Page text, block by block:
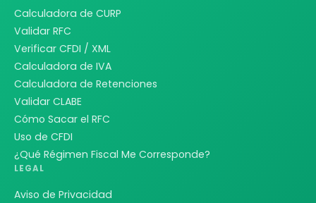
Calculadora de CURP
Validar RFC
Verificar CFDI / XML
Calculadora de IVA
Calculadora de Retenciones
Validar CLABE
Cómo Sacar el RFC
Uso de CFDI
¿Qué Régimen Fiscal Me Corresponde?
LEGAL
Aviso de Privacidad